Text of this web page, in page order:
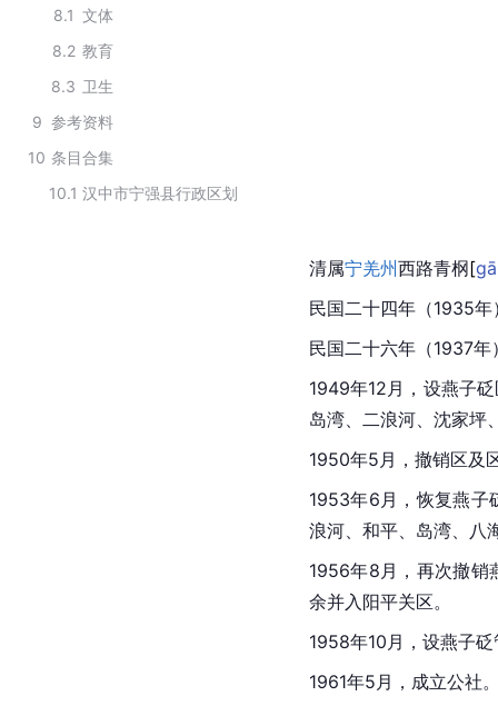
8.1 文体
8.2 教育
8.3 卫生
9 参考资料
10 条目合集
10.1 汉中市宁强县行政区划
清属宁羌州西路青㭎[
民国二十四年（1935年
民国二十六年（1937
1949年12月，设燕子
岛湾、二浪河、沈家坪
1950年5月，撤销区及
1953年6月，恢复燕子
浪河、和平、岛湾、八
1956年8月，再次撤销
余并入阳平关区。
1958年10月，设燕子
1961年5月，成立公社